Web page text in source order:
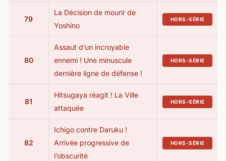
79
La Décision de mourir de
Yoshino
HORS-SÉRIE
80
Assaut d’un incroyable
ennemi ! Une minuscule
dernière ligne de défense !
HORS-SÉRIE
81
Hitsugaya réagit ! La Ville
attaquée
HORS-SÉRIE
82
Ichigo contre Daruku !
Arrivée progressive de
l’obscurité
HORS-SÉRIE